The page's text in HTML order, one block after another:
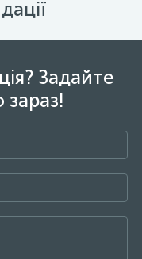
Задайте